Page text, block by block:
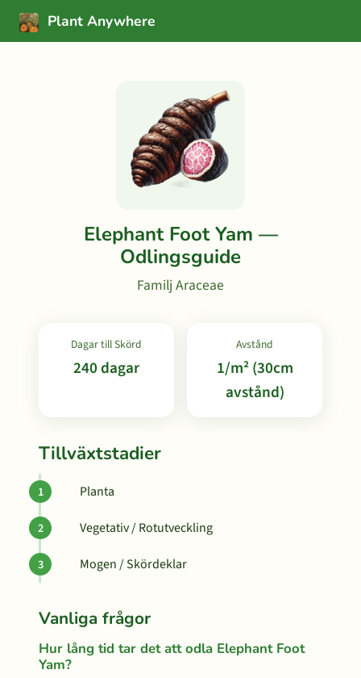
Plant Anywhere
Elephant Foot Yam —
Odlingsguide
Familj Araceae
Dagar till Skörd
240 dagar
Avstånd
1/m² (30cm
avstånd)
Tillväxtstadier
Planta
Vegetativ / Rotutveckling
Mogen / Skördeklar
Vanliga frågor
Hur lång tid tar det att odla Elephant Foot
Yam?